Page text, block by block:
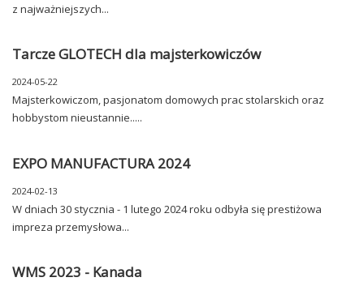
z najważniejszych...
Tarcze GLOTECH dla majsterkowiczów
2024-05-22
Majsterkowiczom, pasjonatom domowych prac stolarskich oraz
hobbystom nieustannie.....
EXPO MANUFACTURA 2024
2024-02-13
W dniach 30 stycznia - 1 lutego 2024 roku odbyła się prestiżowa
impreza przemysłowa...
WMS 2023 - Kanada